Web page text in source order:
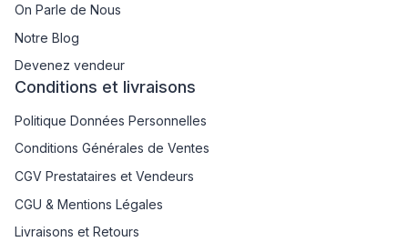
On Parle de Nous
Notre Blog
Devenez vendeur
Conditions et livraisons
Politique Données Personnelles
Conditions Générales de Ventes
CGV Prestataires et Vendeurs
CGU & Mentions Légales
Livraisons et Retours